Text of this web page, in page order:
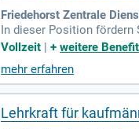
Friedehorst Zentrale
In dieser Position fördern
Grundarbeitsfähigkeiten
kaufmännischen oder
hsene und Empathie im
Vollzeit |+weitere
mehr erfahren
Lehrkraft für